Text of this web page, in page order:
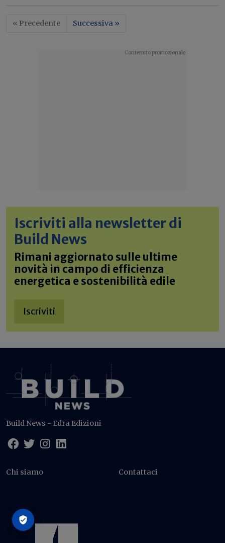
« Precedente Successiva »
Iscriviti alla newsletter di
Build News
Rimani aggiornato sulle ultime
novità in campo di efficienza
energetica e sostenibilità edile
Iscriviti
Build News - Edra Edizioni
Chi siamo Contattaci